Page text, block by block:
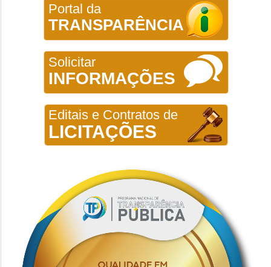
Portal da
TRANSPARÊNCIA
Solicitar
INFORMAÇÕES
Editais e Contratos de
LICITAÇÕES